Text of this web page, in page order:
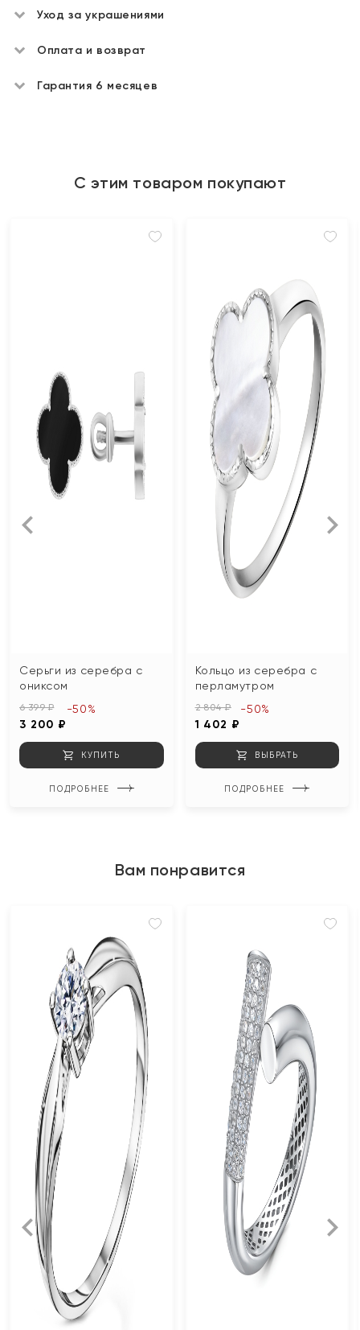
Уход за украшениями
Оплата и возврат
Гарантия 6 месяцев
С этим товаром покупают
Серьги из серебра с
ониксом
6 399 ₽
3 200 ₽
-50%
КУПИТЬ
ПОДРОБНЕЕ
Кольцо из серебра с
перламутром
2 804 ₽
1 402 ₽
-50%
ВЫБРАТЬ
ПОДРОБНЕЕ
Вам понравится